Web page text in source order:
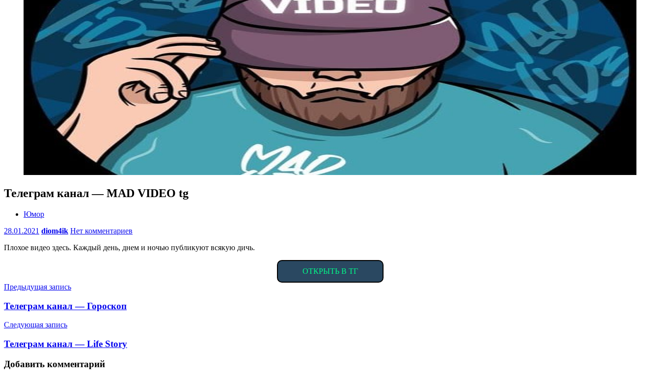
Телеграм канал — MAD VIDEO tg
Юмор
28.01.2021 diom4ik Нет комментариев
Плохое видео здесь. Каждый день, днем и ночью публикуют всякую дичь.
ОТКРЫТЬ В ТГ
Навигация
по
записям
Предыдущая запись
Телеграм канал — Гороскоп
Следующая запись
Телеграм канал — Life Story
Добавить комментарий